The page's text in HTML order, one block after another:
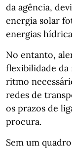
da agência,
energia solar
energias
No entanto,
flexibilidade da
ritmo
redes de
os prazos de
procura.
Sem um